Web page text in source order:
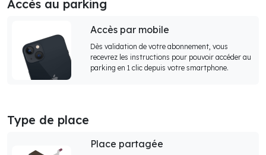
Accès au parking
Accès par mobile
Dès validation de votre abonnement, vous
recevrez les instructions pour pouvoir accéder au
parking en 1 clic depuis votre smartphone.
Type de place
Place partagée